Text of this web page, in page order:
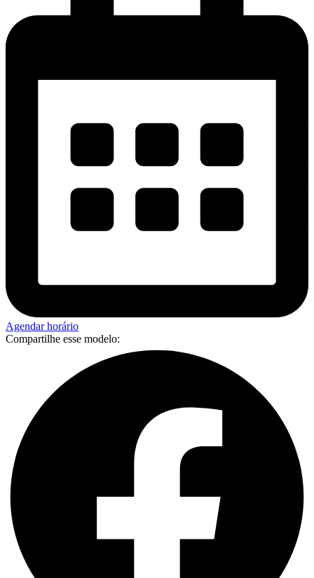
Agendar horário
Compartilhe esse modelo: